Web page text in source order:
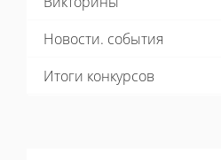
Новости. события
Итоги конкурсов